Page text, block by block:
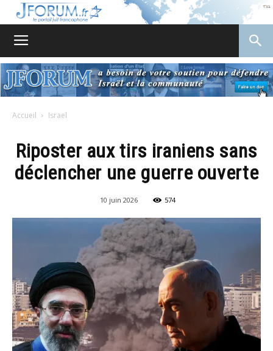
Accueil Israel
Riposter aux tirs iraniens sans
déclencher une guerre ouverte
10 juin 2026 574